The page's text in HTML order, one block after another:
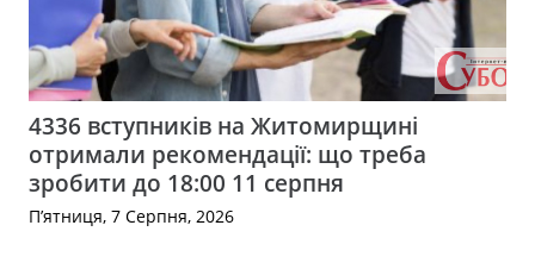
4336 вступників на Житомирщині
отримали рекомендації: що треба
зробити до 18:00 11 серпня
П’ятниця, 7 Серпня, 2026